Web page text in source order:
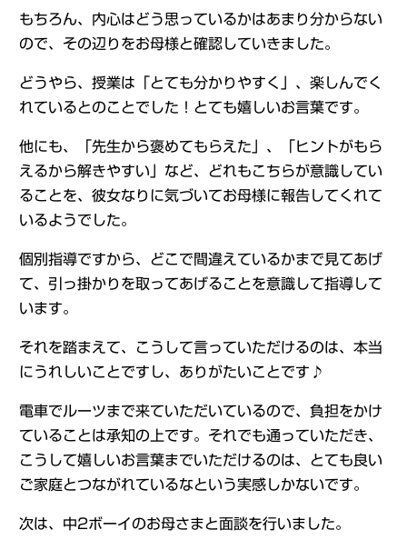
もちろん、内心はどう思っているかはあまり分からない
ので、その辺りをお母様と確認していきました。
どうやら、授業は「とても分かりやすく」、楽しんでく
れているとのことでした！とても嬉しいお言葉です。
他にも、「先生から褒めてもらえた」、「ヒントがもら
えるから解きやすい」など、どれもこちらが意識してい
ることを、彼女なりに気づいてお母様に報告してくれて
いるようでした。
個別指導ですから、どこで間違えているかまで見てあげ
て、引っ掛かりを取ってあげることを意識して指導して
います。
それを踏まえて、こうして言っていただけるのは、本当
にうれしいことですし、ありがたいことです♪
電車でルーツまで来ていただいているので、負担をかけ
ていることは承知の上です。それでも通っていただき、
こうして嬉しいお言葉までいただけるのは、とても良い
ご家庭とつながれているなという実感しかないです。
次は、中2ボーイのお母さまと面談を行いました。